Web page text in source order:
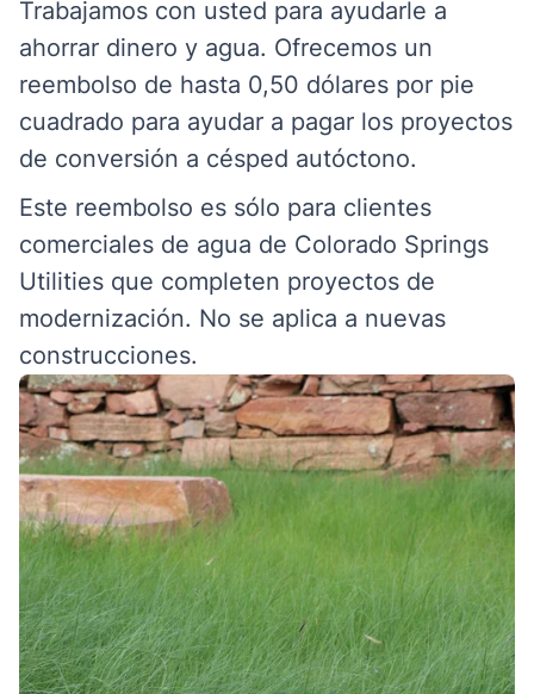
Trabajamos con usted para ayudarle a
ahorrar dinero y agua. Ofrecemos un
reembolso de hasta 0,50 dólares por pie
cuadrado para ayudar a pagar los proyectos
de conversión a césped autóctono.
Este reembolso es sólo para clientes
comerciales de agua de Colorado Springs
Utilities que completen proyectos de
modernización. No se aplica a nuevas
construcciones.